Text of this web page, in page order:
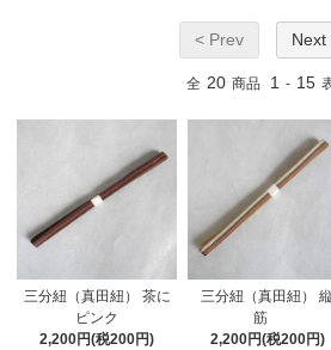
< Prev Next
全 20 商品 1 - 15
三分紐（真田紐） 茶に
ピンク
2,200円(税200円)
三分紐（真田紐）
筋
2,200円(税200円)